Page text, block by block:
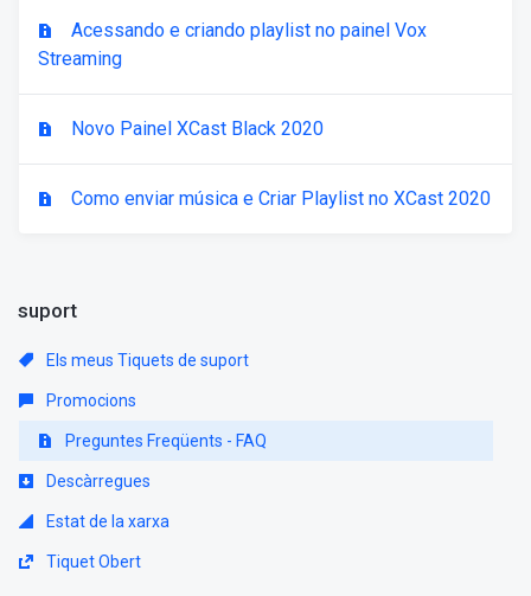
Acessando e criando playlist no painel Vox
Streaming
Novo Painel XCast Black 2020
Como enviar música e Criar Playlist no XCast 2020
suport
Els meus Tiquets de suport
Promocions
Preguntes Freqüents - FAQ
Descàrregues
Estat de la xarxa
Tiquet Obert